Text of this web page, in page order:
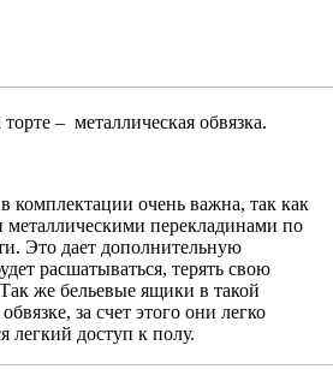
– металлическая обвязка.
комплектации очень важна, так как
металлическими перекладинами по
Это дает дополнительную
расшатываться, терять свою
же бельевые ящики в такой
за счет этого они легко
легкий доступ к полу.